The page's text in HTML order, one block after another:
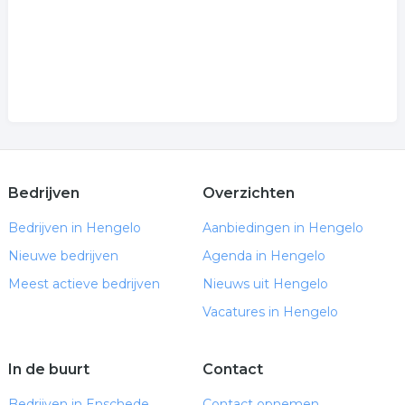
Bedrijven
Bedrijven in Hengelo
Nieuwe bedrijven
Meest actieve bedrijven
Overzichten
Aanbiedingen in Hengelo
Agenda in Hengelo
Nieuws uit Hengelo
Vacatures in Hengelo
In de buurt Contact